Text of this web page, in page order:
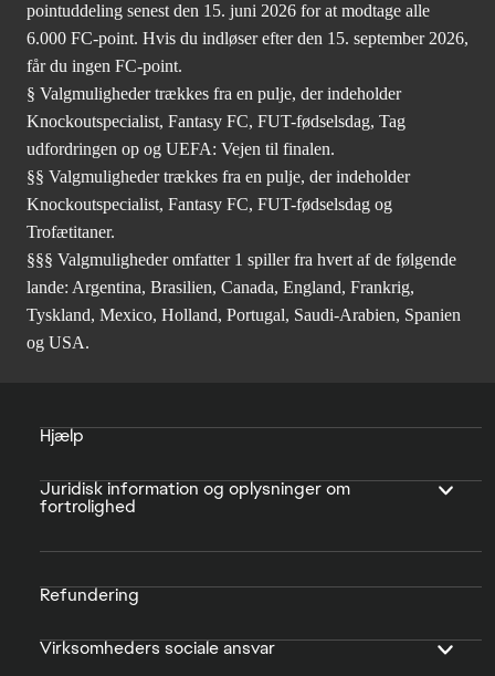
pointuddeling senest den 15. juni 2026 for at modtage alle
6.000 FC-point. Hvis du indløser efter den 15. september 2026,
får du ingen FC-point.
§ Valgmuligheder trækkes fra en pulje, der indeholder
Knockoutspecialist, Fantasy FC, FUT-fødselsdag, Tag
udfordringen op og UEFA: Vejen til finalen.
§§ Valgmuligheder trækkes fra en pulje, der indeholder
Knockoutspecialist, Fantasy FC, FUT-fødselsdag og
Trofætitaner.
§§§ Valgmuligheder omfatter 1 spiller fra hvert af de følgende
lande: Argentina, Brasilien, Canada, England, Frankrig,
Tyskland, Mexico, Holland, Portugal, Saudi-Arabien, Spanien
og USA.
Hjælp
Juridisk information og oplysninger om
fortrolighed
Refundering
Virksomheders sociale ansvar